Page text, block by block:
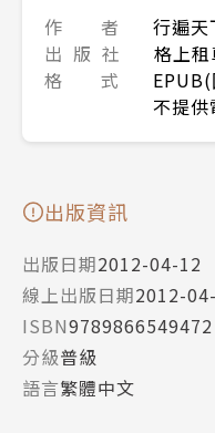
作 者
行遍天
出 版 社
格上租
格 式
不提供
出版資訊
出版日期2012-04-12
線上出版日期2012-
ISBN9789866549472
分級普級
語言繁體中文